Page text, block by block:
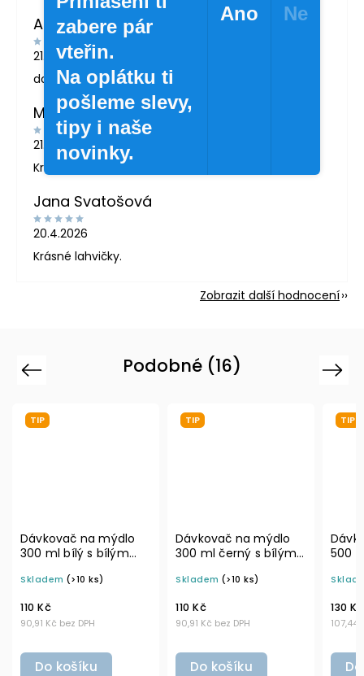
Andrea Žáčková
21.5.2026
doporučuji
MARTINA LONDINOVÁ
21.5.2026
Krásné zboží
Jana Svatošová
20.4.2026
Krásné lahvičky.
Zobrazit další hodnocení
Podobné (16)
Previous
Dávkovač na mýdlo
300 ml černý s bílým
BELA
Skladem (>10 ks)
90,91 Kč bez DPH
110 Kč
Do košíku
Dávkovač na mýdlo
500 ml bílý s bílým
BELA
Skladem (>10 ks)
107,44 Kč bez DPH
130 Kč
Do košíku
Next
zabere pár
vteřin.
Na oplátku ti
pošleme slevy,
tipy i naše
novinky.
Ano Ne